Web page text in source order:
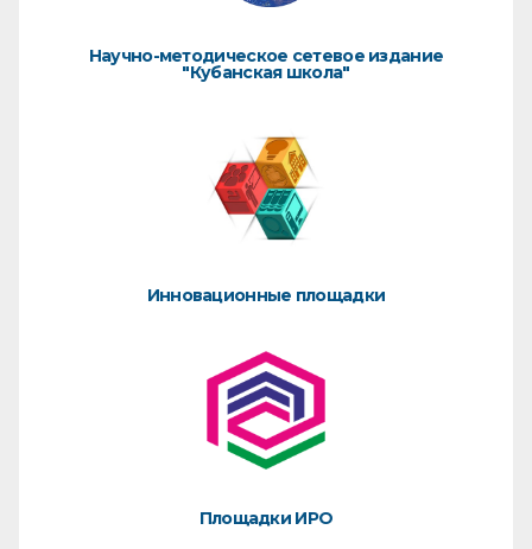
Научно-методическое сетевое издание
"Кубанская школа"
Инновационные площадки
Площадки ИРО